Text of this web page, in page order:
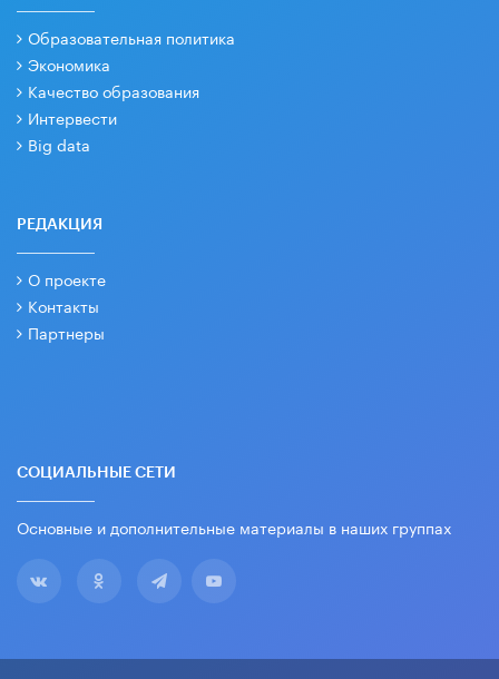
Образовательная политика
Экономика
Качество образования
Интервести
Big data
РЕДАКЦИЯ
О проекте
Контакты
Партнеры
СОЦИАЛЬНЫЕ СЕТИ
Основные и дополнительные материалы в наших группах